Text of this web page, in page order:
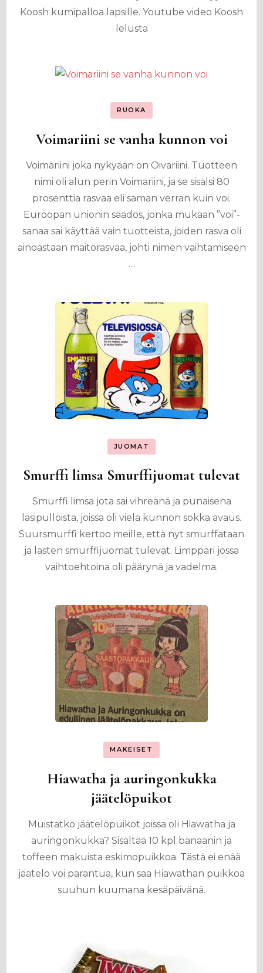
Koosh kumipalloa lapsille. Youtube video Koosh
lelusta
RUOKA
Voimariini se vanha kunnon voi
Voimariini joka nykyään on Oivariini. Tuotteen
nimi oli alun perin Voimariini, ja se sisälsi 80
prosenttia rasvaa eli saman verran kuin voi.
Euroopan unionin säädös, jonka mukaan ”voi”-
sanaa sai käyttää vain tuotteista, joiden rasva oli
ainoastaan maitorasvaa, johti nimen vaihtamiseen
…
JUOMAT
Smurffi limsa Smurffijuomat tulevat
Smurffi limsa jota sai vihreänä ja punaisena
lasipulloista, joissa oli vielä kunnon sokka avaus.
Suursmurffi kertoo meille, että nyt smurffataan
ja lasten smurffijuomat tulevat. Limppari jossa
vaihtoehtoina oli päärynä ja vadelma.
MAKEISET
Hiawatha ja auringonkukka
jäätelöpuikot
Muistatko jäätelöpuikot joissa oli Hiawatha ja
auringonkukka? Sisältää 10 kpl banaanin ja
toffeen makuista eskimopuikkoa. Tästä ei enää
jäätelö voi parantua, kun saa Hiawathan puikkoa
suuhun kuumana kesäpäivänä.